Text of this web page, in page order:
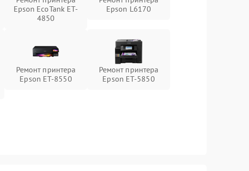
Epson EcoTank ET-
4850
Epson L6170
Ремонт принтера
Epson ET-8550
Ремонт принтера
Epson ET-5850